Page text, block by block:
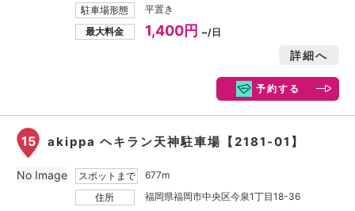
駐車場形態
平置き
最大料金
1,400円 ~/日
詳細へ
予約する
15 akippa ヘキラン天神駐車場【2181-01】
スポットまで
677m
住所
福岡県福岡市中央区今泉1丁目18-36
No Image